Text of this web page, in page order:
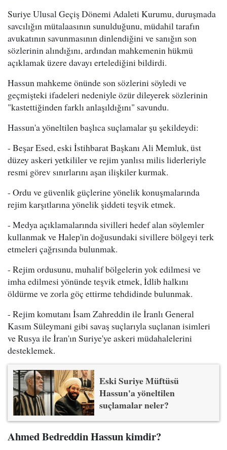
Suriye Ulusal Geçiş Dönemi Adaleti Kurumu, duruşmada
savcılığın mütalaasının sunulduğunu, müdahil tarafın
avukatının savunmasının dinlendiğini ve sanığın son
sözlerinin alındığını, ardından mahkemenin hükmü
açıklamak üzere davayı ertelediğini bildirdi.
Hassun mahkeme önünde son sözlerini söyledi ve
geçmişteki ifadeleri nedeniyle özür dileyerek sözlerinin
"kastettiğinden farklı anlaşıldığını" savundu.
Hassun'a yöneltilen başlıca suçlamalar şu şekildeydi:
- Beşar Esed, eski İstihbarat Başkanı Ali Memluk, üst
düzey askeri yetkililer ve rejim yanlısı milis liderleriyle
resmi görev sınırlarını aşan ilişkiler kurmak.
- Ordu ve güvenlik güçlerine yönelik konuşmalarında
rejim karşıtlarına yönelik şiddeti teşvik etmek.
- Medya açıklamalarında sivilleri hedef alan söylemler
kullanmak ve Halep'in doğusundaki sivillere bölgeyi terk
etmeleri çağrısında bulunmak.
- Rejim ordusunu, muhalif bölgelerin yok edilmesi ve
imha edilmesi yönünde teşvik etmek, İdlib halkını
öldürme ve zorla göç ettirme tehdidinde bulunmak.
- Rejim komutanı İsam Zahreddin ile İranlı General
Kasım Süleymani gibi savaş suçlarıyla suçlanan isimleri
ve Rusya ile İran'ın Suriye'ye askeri müdahalelerini
desteklemek.
Eski Suriye Müftüsü
Hassun'a yöneltilen
suçlamalar neler?
Ahmed Bedreddin Hassun kimdir?